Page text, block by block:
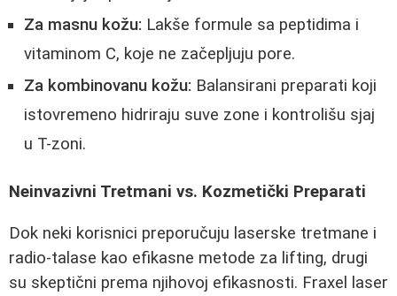
Za masnu kožu: Lakše formule sa peptidima i
vitaminom C, koje ne začepljuju pore.
Za kombinovanu kožu: Balansirani preparati koji
istovremeno hidriraju suve zone i kontrolišu sjaj
u T-zoni.
Neinvazivni Tretmani vs. Kozmetički Preparati
Dok neki korisnici preporučuju laserske tretmane i
radio-talase kao efikasne metode za lifting, drugi
su skeptični prema njihovoj efikasnosti. Fraxel laser